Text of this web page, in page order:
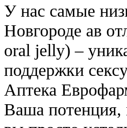
У нас самые
Новгороде ав
oral jelly) –
поддержки
Аптека
Ваша потенция,